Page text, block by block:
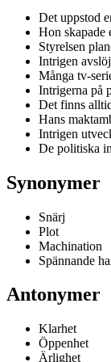
Det uppstod
Hon skapade
Styrelsen
Intrigen
Många tv-
Intrigerna på
Det finns
Hans
Intrigen
De politiska
Synonymer
Snärj
Plot
Machination
Spännande
Antonymer
Klarhet
Öppenhet
Ärlighet